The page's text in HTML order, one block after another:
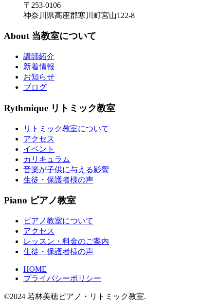
〒253-0106
神奈川県高座郡寒川町宮山122-8
About 当教室について
講師紹介
新着情報
お知らせ
ブログ
Rythmique リトミック教室
リトミック教室について
アクセス
イベント
カリキュラム
音楽が子供に与える影響
生徒・保護者様の声
Piano ピアノ教室
ピアノ教室について
アクセス
レッスン・料金のご案内
生徒・保護者様の声
HOME
プライバシーポリシー
©2024 若林美穂ピアノ・リトミック教室.